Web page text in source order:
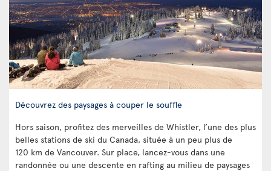
Découvrez des paysages à couper le souffle
Hors saison, profitez des merveilles de Whistler, l’une des plus
belles stations de ski du Canada, située à un peu plus de
120 km de Vancouver. Sur place, lancez-vous dans une
randonnée ou une descente en rafting au milieu de paysages